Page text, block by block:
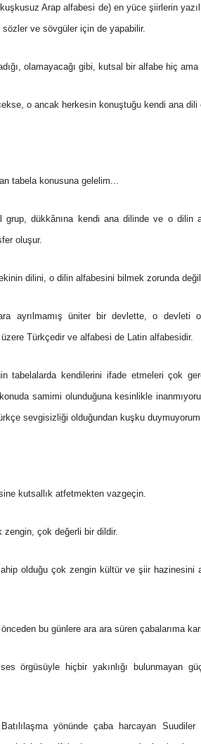
Arap alfabesi de) en yüce şiirlerin
sözler ve sövgüler için de yapabilir.
olamayacağı gibi, kutsal bir alfabe hiç
o ancak herkesin konuştuğu kendi ana dili
tabela konusuna gelelim...
grup, dükkânına kendi ana dilinde ve o dilin
oluşur.
dilini, o dilin alfabesini bilmek zorunda
ayrılmamış üniter bir devlette, o devleti
Türkçedir ve alfabesi de Latin alfabesidir.
tabelalarda kendilerini ifade etmeleri çok
samimi olunduğuna kesinlikle
sevgisizliği olduğundan kuşku
kutsallık atfetmekten vazgeçin.
çok değerli bir dildir.
olduğu çok zengin kültür ve şiir hazinesini
bu günlere ara ara süren çabalarıma
örgüsüyle hiçbir yakınlığı bulunmayan
yönünde çaba harcayan